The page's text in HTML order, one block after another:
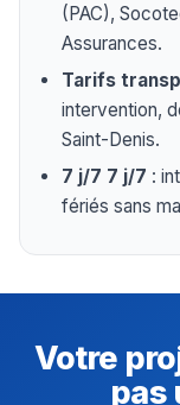
(PAC),
Assurances.
Tarifs
intervention,
Saint-Denis.
7 j/7 7 j/7 :
fériés sans
Votre
pas